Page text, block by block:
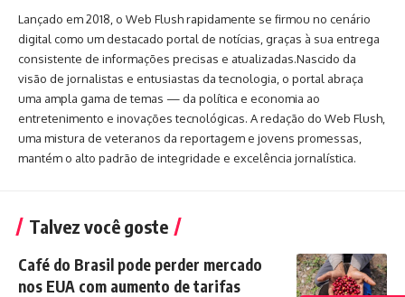
Lançado em 2018, o Web Flush rapidamente se firmou no cenário
digital como um destacado portal de notícias, graças à sua entrega
consistente de informações precisas e atualizadas.Nascido da
visão de jornalistas e entusiastas da tecnologia, o portal abraça
uma ampla gama de temas — da política e economia ao
entretenimento e inovações tecnológicas. A redação do Web Flush,
uma mistura de veteranos da reportagem e jovens promessas,
mantém o alto padrão de integridade e excelência jornalística.
Talvez você goste
Café do Brasil pode perder mercado
nos EUA com aumento de tarifas